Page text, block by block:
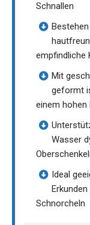
Schnallen
empfindliche
Mit
geformt
einem hohen
Wasser
Ideal
Schnorcheln